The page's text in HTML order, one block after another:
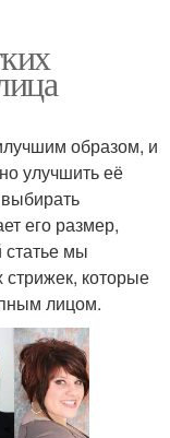
образом, и
улучшить её
его размер,
статье мы
стрижек, которые
лицом.